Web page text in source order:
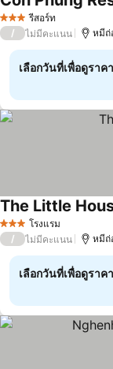
3 ดาว รีสอร์ท
/ ไม่มีคะแนน หมีถ่
เลือกวันที่เพื่อดูรา
3 ดาว โรงแรม
The Little
/ ไม่มีคะแนน หมีถ่
เลือกวันที่เพื่อดูรา